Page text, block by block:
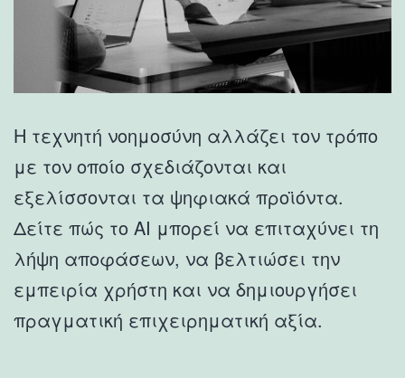
Η τεχνητή νοημοσύνη αλλάζει τον τρόπο
με τον οποίο σχεδιάζονται και
εξελίσσονται τα ψηφιακά προϊόντα.
Δείτε πώς το AI μπορεί να επιταχύνει τη
λήψη αποφάσεων, να βελτιώσει την
εμπειρία χρήστη και να δημιουργήσει
πραγματική επιχειρηματική αξία.